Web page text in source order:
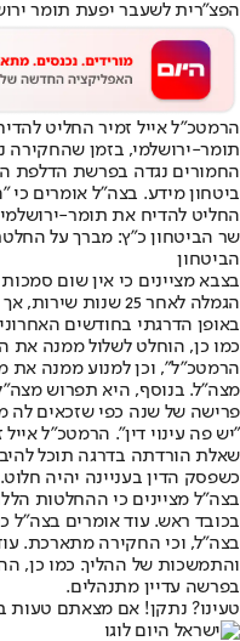
הפצ"רית לשעבר יפעת תומר
הרמטכ"ל אייל זמיר החליט
תומר-ירושלמי, בזמן שהחקירה
החמורים נגדה בפרשת הדלפת
ביטחון מידע. בצה"ל אומרים כי
החליט להדיח את תומר-ירושלמי
שר הביטחון כ"ץ: מברך על
הביטחון
בצבא מציינים כי אין שום
הגמלה לאחר 25
באופן הדרגתי בחודשים
כמו כן, הוחלט לשלול ממנה את
הרמטכ"ל", וכן למנוע ממנה את
מצה"ל. בנוסף, היא תפרוש
פרישה של שנה כפי שזכאים לה
"יש פה עינוי דין". הרמטכ"ל אייל
שאלת הורדתה בדרגה תוכל
כשפסק הדין בעניינה יהיה חלוט.
בצה"ל מציינים כי ההחלטות
בכובד ראש. עוד אומרים בצה"ל
בצה"ל, וכי החקירה מתארכת. עוד
והתמשכות של ההליך. כמו כן,
בפרשה עדיין מתנהלים.
טעינו? נתקן! אם מצאתם